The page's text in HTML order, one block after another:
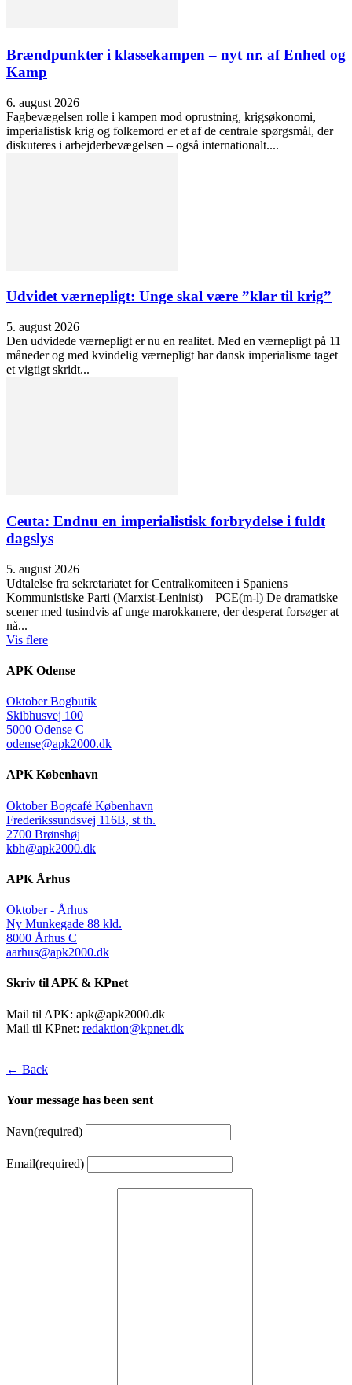
Brændpunkter i klassekampen – nyt nr. af Enhed og
Kamp
6. august 2026
Fagbevægelsen rolle i kampen mod oprustning, krigsøkonomi,
imperialistisk krig og folkemord er et af de centrale spørgsmål, der
diskuteres i arbejderbevægelsen – også internationalt....
Udvidet værnepligt: Unge skal være ”klar til krig”
5. august 2026
Den udvidede værnepligt er nu en realitet. Med en værnepligt på 11
måneder og med kvindelig værnepligt har dansk imperialisme taget
et vigtigt skridt...
Ceuta: Endnu en imperialistisk forbrydelse i fuldt
dagslys
5. august 2026
Udtalelse fra sekretariatet for Centralkomiteen i Spaniens
Kommunistiske Parti (Marxist-Leninist) – PCE(m-l) De dramatiske
scener med tusindvis af unge marokkanere, der desperat forsøger at
nå...
Vis flere
APK Odense
Oktober Bogbutik
Skibhusvej 100
5000 Odense C
odense@apk2000.dk
APK København
Oktober Bogcafé København
Frederikssundsvej 116B, st th.
2700 Brønshøj
kbh@apk2000.dk
APK Århus
Oktober - Århus
Ny Munkegade 88 kld.
8000 Århus C
aarhus@apk2000.dk
Skriv til APK & KPnet
Mail til APK: apk@apk2000.dk
Mail til KPnet: redaktion@kpnet.dk
← Back
Your message has been sent
Navn(required)
Email(required)